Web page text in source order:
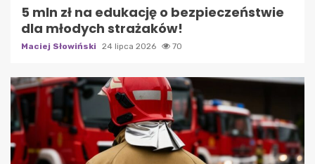
5 mln zł na edukację o bezpieczeństwie
dla młodych strażaków!
Maciej Słowiński 24 lipca 2026 70